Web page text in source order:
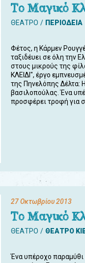
Το Μαγικό
ΘΕΑΤΡΟ ΠΕΡΙΟΔΕΙΑ
Φέτος, η Κάρμεν
ταξιδέυει σε όλη την
στους μικρούς της
ΚΛΕΙΔΙ", έργο
της Πηνελόπης Δέλτα:
βασιλοπούλας. Ένα
προσφέρει τροφή για
27 Οκτωβρίου 2013
Το Μαγικό
ΘΕΑΤΡΟ ΘΕΑΤΡΟ
Ένα υπέροχο